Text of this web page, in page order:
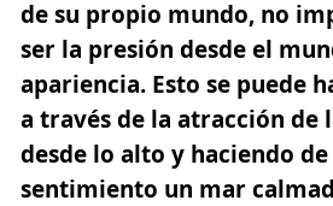
de su propio mundo, no
ser la presión desde el
apariencia. Esto se puede
a través de la atracción de
desde lo alto y haciendo
sentimiento un mar